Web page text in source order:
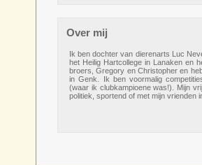
Over mij
Ik ben dochter van dierenarts Luc
het Heilig Hartcollege in Lanaken en
broers, Gregory en Christopher en
in Genk. Ik ben voormalig
(waar ik clubkampioene was!). Mijn
politiek, sportend of met mijn vrienden